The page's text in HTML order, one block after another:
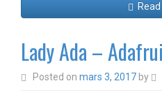
Lady Ada –
Posted on mars 3, 2017 by